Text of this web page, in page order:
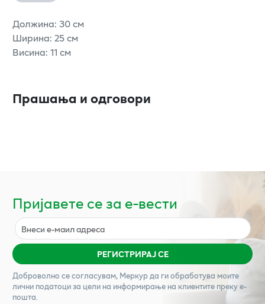
Должина: 30 см
Ширина: 25 см
Висина: 11 см
Прашања и одговори
Пријавете се за е-вести
РЕГИСТРИРАЈ СЕ
Доброволно се согласувам, Меркурда ги обработува моите
лични податоци за цели на информирање на клиентите преку е-
пошта.